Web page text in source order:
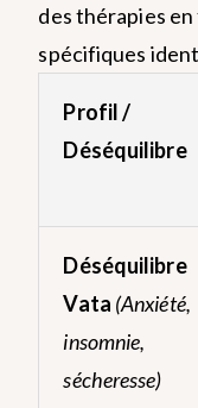
des thérapies
spécifiques
Profil /
Déséquilibre
Déséquilibre
Vata (Anxiété,
insomnie,
sécheresse)